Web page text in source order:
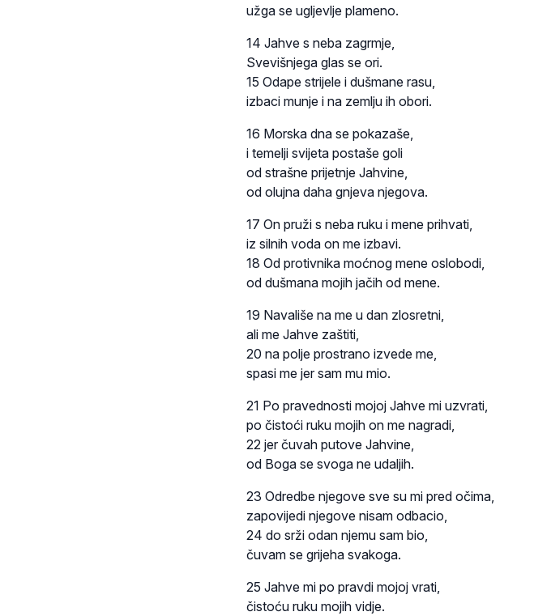
užga se ugljevlje plameno.
14 Jahve s neba zagrmje,
Svevišnjega glas se ori.
15 Odape strijele i dušmane rasu,
izbaci munje i na zemlju ih obori.
16 Morska dna se pokazaše,
i temelji svijeta postaše goli
od strašne prijetnje Jahvine,
od olujna daha gnjeva njegova.
17 On pruži s neba ruku i mene prihvati,
iz silnih voda on me izbavi.
18 Od protivnika moćnog mene oslobodi,
od dušmana mojih jačih od mene.
19 Navališe na me u dan zlosretni,
ali me Jahve zaštiti,
20 na polje prostrano izvede me,
spasi me jer sam mu mio.
21 Po pravednosti mojoj Jahve mi uzvrati,
po čistoći ruku mojih on me nagradi,
22 jer čuvah putove Jahvine,
od Boga se svoga ne udaljih.
23 Odredbe njegove sve su mi pred očima,
zapovijedi njegove nisam odbacio,
24 do srži odan njemu sam bio,
čuvam se grijeha svakoga.
25 Jahve mi po pravdi mojoj vrati,
čistoću ruku mojih vidje.